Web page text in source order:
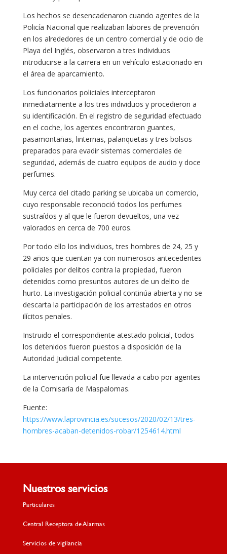
Los hechos se desencadenaron cuando agentes de la
Policía Nacional que realizaban labores de prevención
en los alrededores de un centro comercial y de ocio de
Playa del Inglés, observaron a tres individuos
introducirse a la carrera en un vehículo estacionado en
el área de aparcamiento.
Los funcionarios policiales interceptaron
inmediatamente a los tres individuos y procedieron a
su identificación. En el registro de seguridad efectuado
en el coche, los agentes encontraron guantes,
pasamontañas, linternas, palanquetas y tres bolsos
preparados para evadir sistemas comerciales de
seguridad, además de cuatro equipos de audio y doce
perfumes.
Muy cerca del citado parking se ubicaba un comercio,
cuyo responsable reconoció todos los perfumes
sustraídos y al que le fueron devueltos, una vez
valorados en cerca de 700 euros.
Por todo ello los individuos, tres hombres de 24, 25 y
29 años que cuentan ya con numerosos antecedentes
policiales por delitos contra la propiedad, fueron
detenidos como presuntos autores de un delito de
hurto. La investigación policial continúa abierta y no se
descarta la participación de los arrestados en otros
ilícitos penales.
Instruido el correspondiente atestado policial, todos
los detenidos fueron puestos a disposición de la
Autoridad Judicial competente.
La intervención policial fue llevada a cabo por agentes
de la Comisaría de Maspalomas.
Fuente:
https://www.laprovincia.es/sucesos/2020/02/13/tres-
hombres-acaban-detenidos-robar/1254614.html
Nuestros servicios
Particulares
Central Receptora de Alarmas
Servicios de vigilancia